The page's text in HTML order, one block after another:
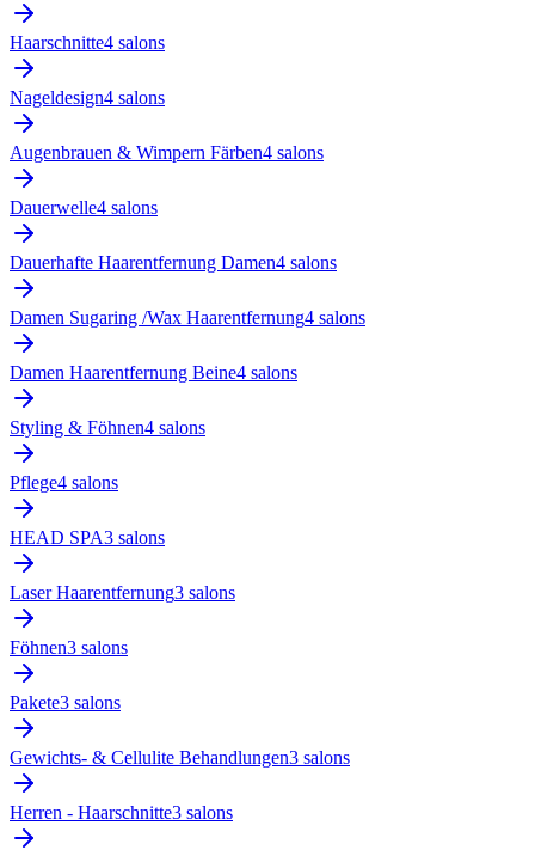
Haarschnitte4 salons
Nageldesign4 salons
Augenbrauen & Wimpern Färben4 salons
Dauerwelle4 salons
Dauerhafte Haarentfernung Damen4 salons
Damen Sugaring /Wax Haarentfernung4 salons
Damen Haarentfernung Beine4 salons
Styling & Föhnen4 salons
Pflege4 salons
HEAD SPA3 salons
Laser Haarentfernung3 salons
Föhnen3 salons
Pakete3 salons
Gewichts- & Cellulite Behandlungen3 salons
Herren - Haarschnitte3 salons